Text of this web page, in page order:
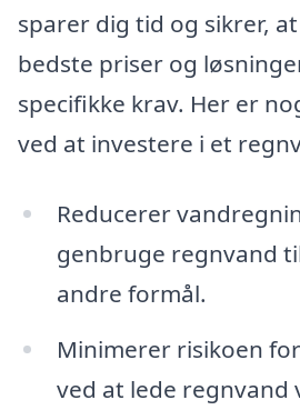
sparer dig tid og sikrer,
bedste priser og
specifikke krav. Her er
ved at investere i et
Reducerer
genbruge regnvand
andre formål.
Minimerer risikoen
ved at lede regnvand